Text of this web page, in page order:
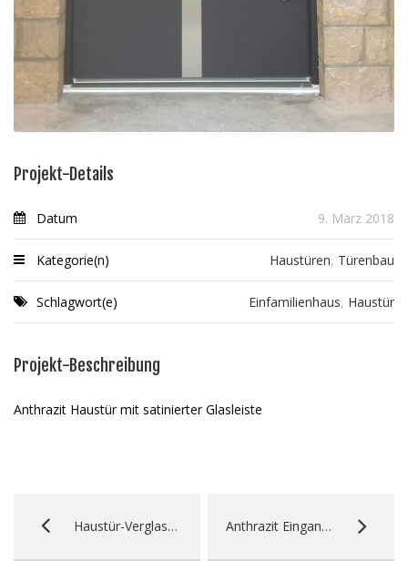
Projekt-Details
Datum 9. März 2018
Kategorie(n) Haustüren, Türenbau
Schlagwort(e) Einfamilienhaus, Haustür
Projekt-Beschreibung
Anthrazit Haustür mit satinierter Glasleiste
Haustür-Verglasung Satinato Anthrazit Eingangstür mit Edelstahlstange